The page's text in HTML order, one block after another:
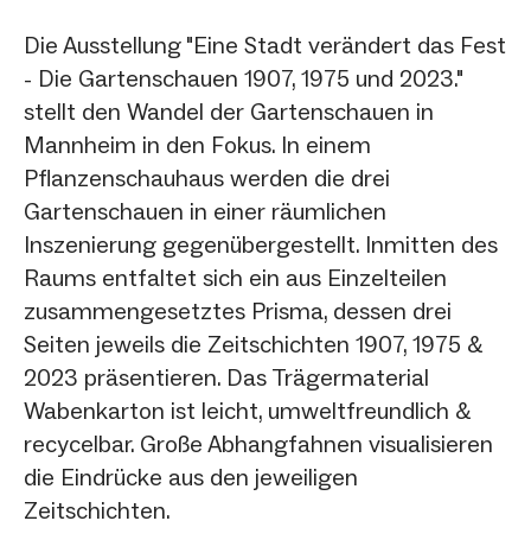
Die Ausstellung "Eine Stadt verändert das Fest
- Die Gartenschauen 1907, 1975 und 2023."
stellt den Wandel der Gartenschauen in
Mannheim in den Fokus. In einem
Pflanzenschauhaus werden die drei
Gartenschauen in einer räumlichen
Inszenierung gegenübergestellt. Inmitten des
Raums entfaltet sich ein aus Einzelteilen
zusammengesetztes Prisma, dessen drei
Seiten jeweils die Zeitschichten 1907, 1975 &
2023 präsentieren. Das Trägermaterial
Wabenkarton ist leicht, umweltfreundlich &
recycelbar. Große Abhangfahnen visualisieren
die Eindrücke aus den jeweiligen
Zeitschichten.